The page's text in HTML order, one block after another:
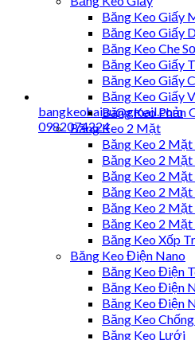
bangkeohaiau@gmail.com
0982074224
Băng Keo Giấy
Băng Keo Giấy
Băng Keo Che
Băng Keo Giấy
Băng Keo Giấy
Băng Keo Giấy
Băng Keo Phản
Băng Keo 2 Mặt
Băng Keo 2 Mặt
Băng Keo 2 Mặt
Băng Keo 2
Băng Keo 2
Băng Keo 2 Mặt
Băng Keo 2 Mặt
Băng Keo Xốp
Băng Keo Điện Nano
Băng Keo Điện
Băng Keo Điện
Băng Keo Điện
Băng Keo
Băng Keo Lưới